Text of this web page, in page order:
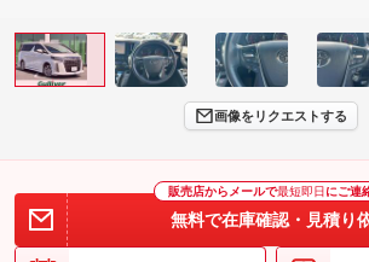
画像をリクエストする
販売店からメールで最短即日 にご連
無料で在庫確認・見積り